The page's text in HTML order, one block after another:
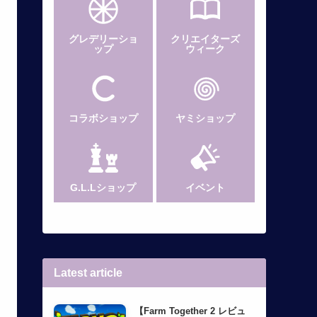
グレデリーショ
ップ
クリエイターズ
ウィーク
コラボショップ ヤミショップ
G.L.Lショップ イベント
Latest article
【Farm Together 2 レビュ